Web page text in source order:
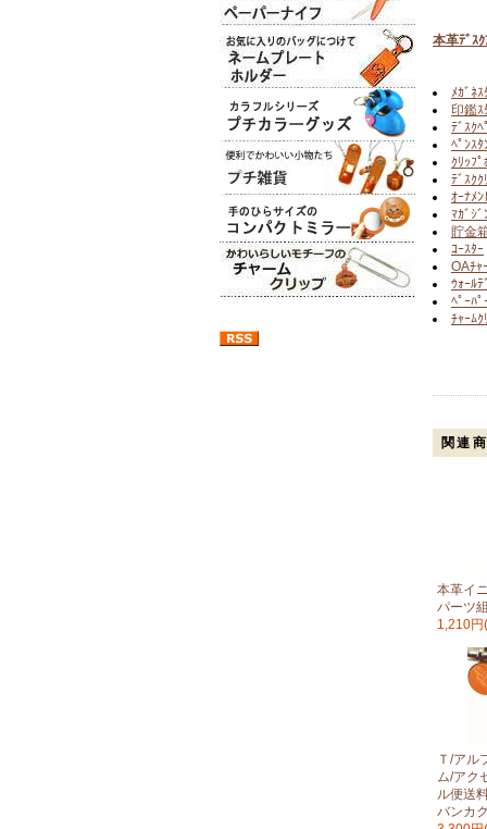
本革ﾃﾞｽｸ
ﾒｶﾞﾈｽ
印鑑ｽ
ﾃﾞｽｸﾍ
ﾍﾟﾝｽﾀ
ｸﾘｯﾌﾟ
ﾃﾞｽｸｸ
ｵｰﾅﾒﾝ
ﾏｶﾞｼﾞ
貯金
ｺｰｽﾀｰ
OAﾁｬ
ｳｫｰﾙﾃ
ﾍﾟｰﾊﾟ
ﾁｬｰﾑｸ
関連
本革イ
パーツ
1,210円
Ｔ/アル
ム/アク
ル便送
バンカ